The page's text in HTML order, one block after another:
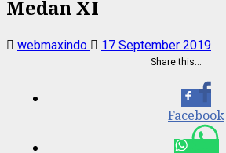
Medan XI
webmaxindo 17 September 2019
Share this…
Facebook